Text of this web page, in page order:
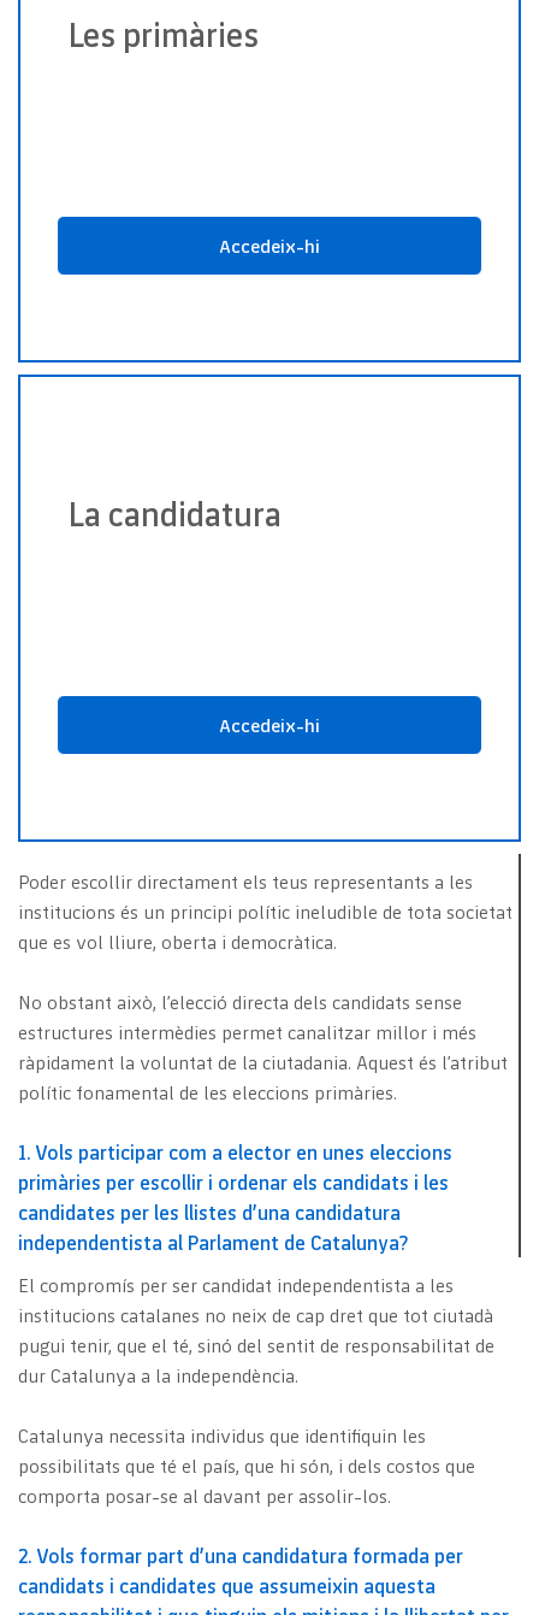
Les primàries
La candidatura
Poder escollir directament els teus representants a les
institucions és un principi polític ineludible de tota societat
que es vol lliure, oberta i democràtica.
No obstant això, l’elecció directa dels candidats sense
estructures intermèdies permet canalitzar millor i més
ràpidament la voluntat de la ciutadania. Aquest és l’atribut
polític fonamental de les eleccions primàries.
1. Vols participar com a elector en unes eleccions
primàries per escollir i ordenar els candidats i les
candidates per les llistes d’una candidatura
independentista al Parlament de Catalunya?
El compromís per ser candidat independentista a les
institucions catalanes no neix de cap dret que tot ciutadà
pugui tenir, que el té, sinó del sentit de responsabilitat de
dur Catalunya a la independència.
Catalunya necessita individus que identifiquin les
possibilitats que té el país, que hi són, i dels costos que
comporta posar-se al davant per assolir-los.
2. Vols formar part d’una candidatura formada per
candidats i candidates que assumeixin aquesta